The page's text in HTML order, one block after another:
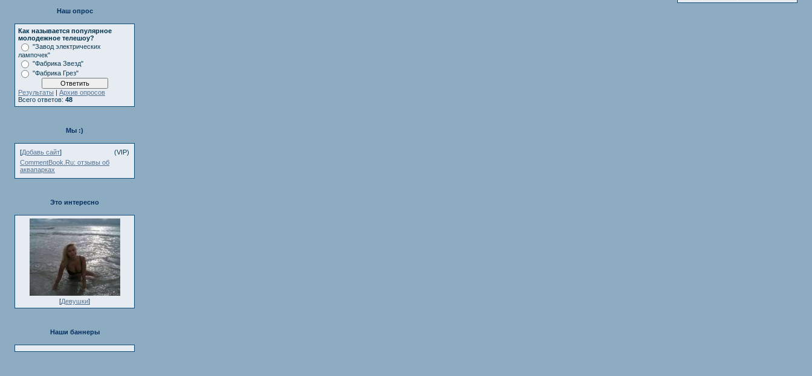
Наш опрос
Как называется популярное
молодежное телешоу?
"Завод электрических
лампочек"
"Фабрика Звезд"
"Фабрика Грез"
Результаты | Архив опросов
Всего ответов: 48
Мы :)
[Добавь сайт]
(VIP)
CommentBook.Ru: отзывы об
аквапарках
Это интересно
[Девушки]
Наши баннеры